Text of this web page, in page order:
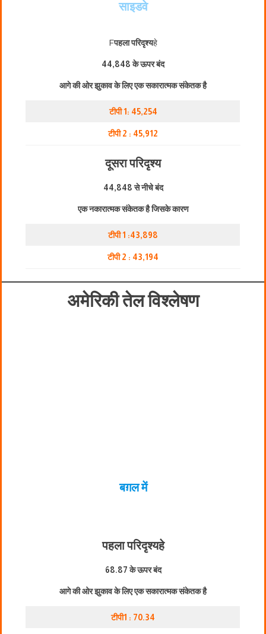
साइडवे
Fपहला परिदृश्यहे
44,848 के ऊपर बंद
आगे की ओर झुकाव के लिए एक सकारात्मक संकेतक है
टीपी 1: 45,254
टीपी 2 : 45,912
दूसरा परिदृश्य
44,848 से नीचे बंद
एक नकारात्मक संकेतक है जिसके कारण
टीपी 1 :43,898
टीपी 2 : 43,194
अमेरिकी तेल विश्लेषण
बग़ल में
पहला परिदृश्यहे
68.87 के ऊपर बंद
आगे की ओर झुकाव के लिए एक सकारात्मक संकेतक है
टीपी1 : 70.34